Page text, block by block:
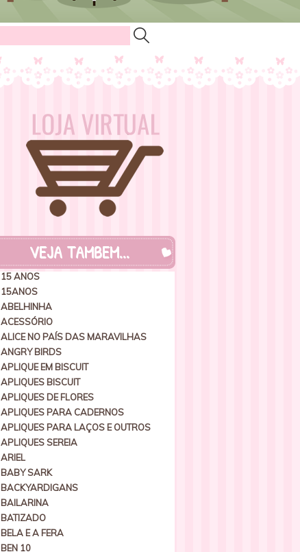
VEJA TAMBEM...
15 ANOS
15ANOS
ABELHINHA
ACESSÓRIO
ALICE NO PAÍS DAS MARAVILHAS
ANGRY BIRDS
APLIQUE EM BISCUIT
APLIQUES BISCUIT
APLIQUES DE FLORES
APLIQUES PARA CADERNOS
APLIQUES PARA LAÇOS E OUTROS
APLIQUES SEREIA
ARIEL
BABY SARK
BACKYARDIGANS
BAILARINA
BATIZADO
BELA E A FERA
BEN 10